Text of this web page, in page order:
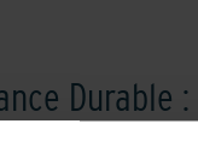
Durable